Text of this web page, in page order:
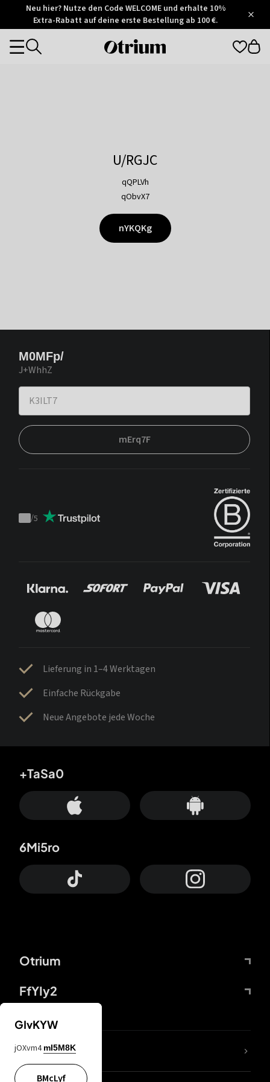
Otrium
Trustpilot
Neu hier? Nutze den Code WELCOME und erhalte 10%
Extra-Rabatt auf deine erste Bestellung ab 100 €.
Otrium
Categories
U/RGJC
qQPLVh
qObvX7
nYKQKg
M0MFp/
J+WhhZ
mErq7F
Trustpilot
/5
Lieferung in 1–4 Werktagen
Einfache Rückgabe
Neue Angebote jede Woche
Otrium
FfYIy2
+TaSa0
6Mi5ro
DDcvSo
GIvKYW
jOXvm4 mI5M8K
BMcLyf